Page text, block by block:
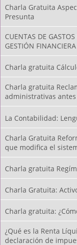
Charla Gratuita
Presunta
CUENTAS DE
GESTIÓN
Charla gratuita
Charla gratuita
administrativas antes
La Contabilidad:
Charla Gratuita
que modifica el
Charla gratuita
Charla Gratuita:
Charla gratuita:
¿Qué es la Renta
declaración de